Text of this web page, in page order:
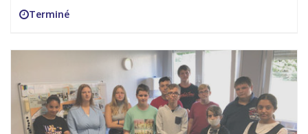
Terminé